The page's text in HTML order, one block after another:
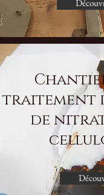
traitement
de